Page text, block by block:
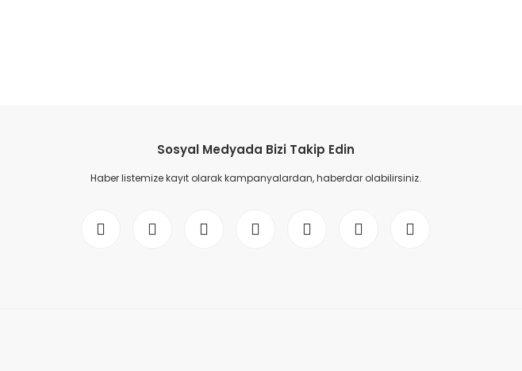
Sosyal Medyada Bizi Takip Edin
Haber listemize kayıt olarak kampanyalardan, haberdar olabilirsiniz.